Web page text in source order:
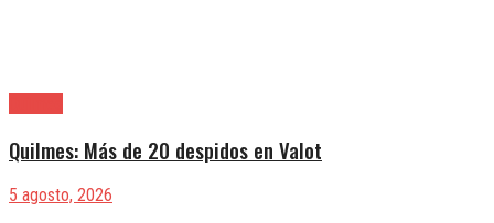
Quilmes: Más de 20 despidos en Valot
5 agosto, 2026